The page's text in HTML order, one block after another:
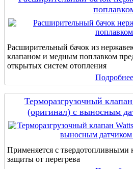
Расширительный бачок из
клапаном и медным поплавком
открытых систем отопления
Подробнее
Терморазгрузочный
(оригинал) с выносным
Применяется с твердотопливными
защиты от перегрева